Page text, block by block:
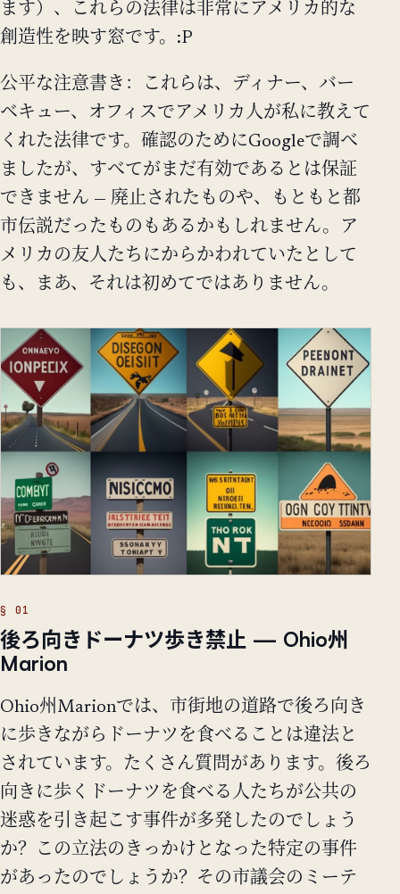
ます）、これらの法律は非常にアメリカ的な
創造性を映す窓です。:P
公平な注意書き：これらは、ディナー、バー
ベキュー、オフィスでアメリカ人が私に教えて
くれた法律です。確認のためにGoogleで調べ
ましたが、すべてがまだ有効であるとは保証
できません — 廃止されたものや、もともと都
市伝説だったものもあるかもしれません。ア
メリカの友人たちにからかわれていたとして
も、まあ、それは初めてではありません。
後ろ向きドーナツ歩き禁止 — Ohio州
Marion
Ohio州Marionでは、市街地の道路で後ろ向き
に歩きながらドーナツを食べることは違法と
されています。たくさん質問があります。後ろ
向きに歩くドーナツを食べる人たちが公共の
迷惑を引き起こす事件が多発したのでしょう
か？この立法のきっかけとなった特定の事件
があったのでしょうか？その市議会のミーテ